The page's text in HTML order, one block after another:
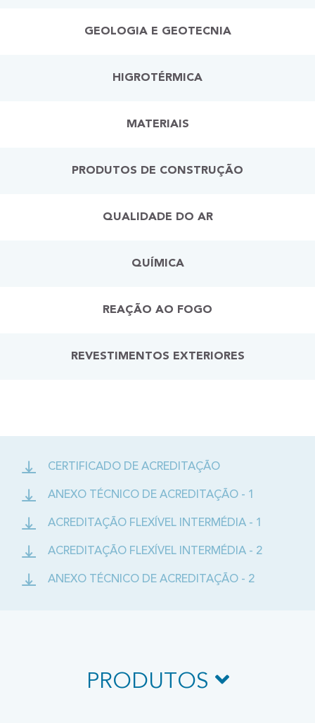
GEOLOGIA E GEOTECNIA
HIGROTÉRMICA
MATERIAIS
PRODUTOS DE CONSTRUÇÃO
QUALIDADE DO AR
QUÍMICA
REAÇÃO AO FOGO
REVESTIMENTOS EXTERIORES
CERTIFICADO DE ACREDITAÇÃO
ANEXO TÉCNICO DE ACREDITAÇÃO - 1
ACREDITAÇÃO FLEXÍVEL INTERMÉDIA - 1
ACREDITAÇÃO FLEXÍVEL INTERMÉDIA - 2
ANEXO TÉCNICO DE ACREDITAÇÃO - 2
PRODUTOS